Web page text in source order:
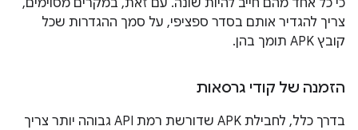
כי כל אחד מהם חייב להיות שונה. עם זאת, במקרים מסוימים,
צריך להגדיר אותם בסדר ספציפי, על סמך ההגדרות שכל
קובץ APK תומך בהן.
הזמנה של קודי גרסאות
בדרך כלל, לחבילת APK שדורשת רמת API גבוהה יותר צריך